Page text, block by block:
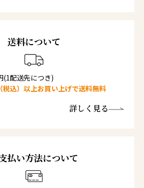
送料について
(1配送先につき)
込）以上お買い上げで送料無料
詳しく見る
払い方法について